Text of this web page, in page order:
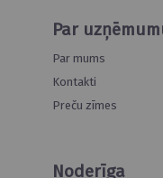
Par
Par mums
Kontakti
Preču zīmes
Noderīga